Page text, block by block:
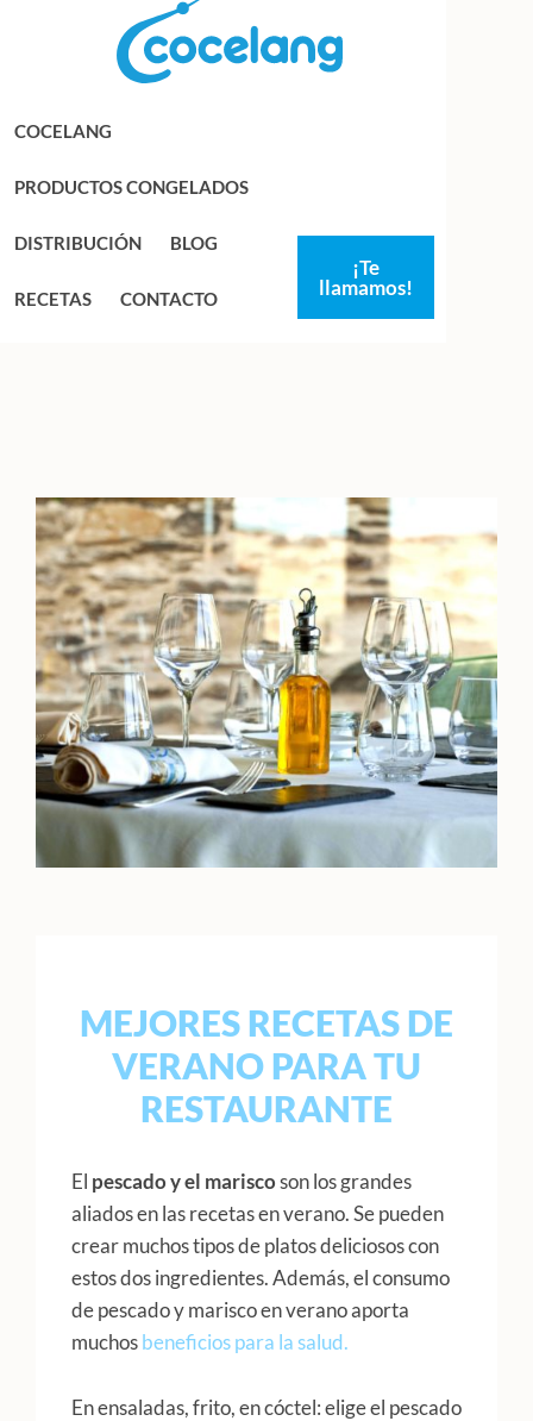
principal
COCELANG
PRODUCTOS CONGELADOS
DISTRIBUCIÓN BLOG
RECETAS CONTACTO
¡Te
llamamos!
MEJORES RECETAS DE
VERANO PARA TU
RESTAURANTE
El pescado y el mariscoson los grandes
aliados en las recetas en verano. Se pueden
crear muchos tipos de platos deliciosos con
estos dos ingredientes. Además, el consumo
de pescado y marisco en verano aporta
muchosbeneficios para la salud.
En ensaladas, frito, en cóctel: elige el pescado